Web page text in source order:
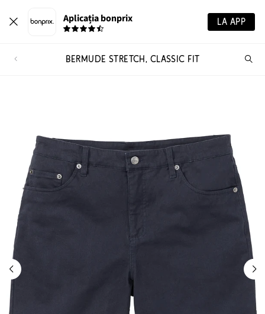
Aplicația bonprix LA APP
BERMUDE STRETCH, CLASSIC FIT